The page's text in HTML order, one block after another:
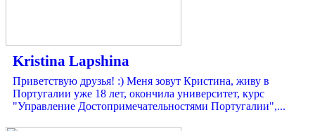
Kristina Lapshina
Приветствую друзья! :) Меня зовут Кристина, живу в
Португалии уже 18 лет, окончила университет, курс
"Управление Достопримечательностями Португалии",...